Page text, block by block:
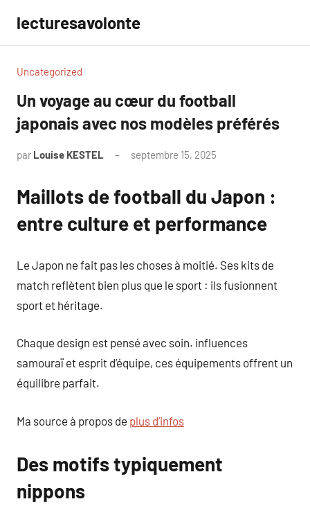
contenu
lecturesavolonte
Uncategorized
Un voyage au cœur du football
japonais avec nos modèles préférés
par Louise KESTEL septembre 15, 2025
Maillots de football du Japon :
entre culture et performance
Le Japon ne fait pas les choses à moitié. Ses kits de
match reflètent bien plus que le sport : ils fusionnent
sport et héritage.
Chaque design est pensé avec soin. influences
samouraï et esprit d’équipe, ces équipements offrent un
équilibre parfait.
Ma source à propos de plus d’infos
Des motifs typiquement
nippons